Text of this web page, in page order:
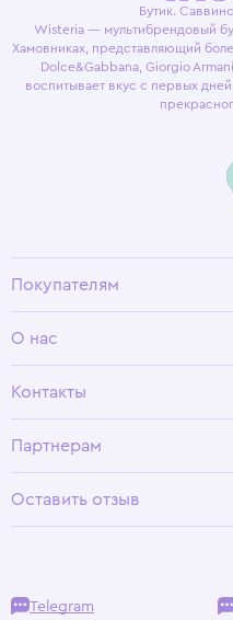
Бутик.
Wisteria — мультибрендовый
Хамовниках, представляющий
Dolce&Gabbana, Giorgio
воспитывает вкус с первых
Покупателям
Условия возврата
О нас
Программа лояльности
Контакты
Партнерам
Оставить отзыв
Telegram